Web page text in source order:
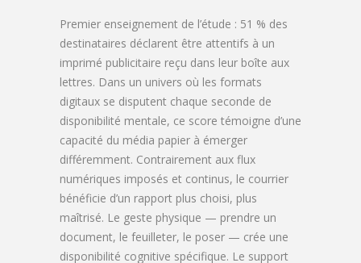
Premier enseignement de l’étude : 51 % des
destinataires déclarent être attentifs à un
imprimé publicitaire reçu dans leur boîte aux
lettres. Dans un univers où les formats
digitaux se disputent chaque seconde de
disponibilité mentale, ce score témoigne d’une
capacité du média papier à émerger
différemment. Contrairement aux flux
numériques imposés et continus, le courrier
bénéficie d’un rapport plus choisi, plus
maîtrisé. Le geste physique — prendre un
document, le feuilleter, le poser — crée une
disponibilité cognitive spécifique. Le support